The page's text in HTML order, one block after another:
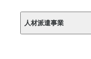
減
開
始
ん
が
(株) インディード
人材派遣事業